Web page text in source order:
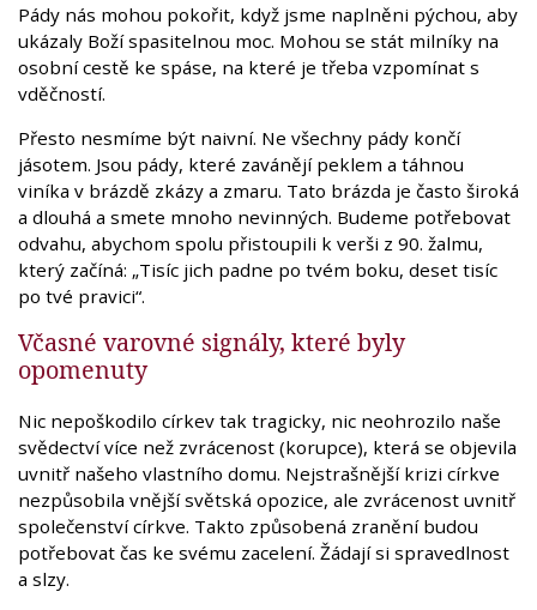
Pády nás mohou pokořit, když jsme naplněni pýchou, aby
ukázaly Boží spasitelnou moc. Mohou se stát milníky na
osobní cestě ke spáse, na které je třeba vzpomínat s
vděčností.
Přesto nesmíme být naivní. Ne všechny pády končí
jásotem. Jsou pády, které zavánějí peklem a táhnou
viníka v brázdě zkázy a zmaru. Tato brázda je často široká
a dlouhá a smete mnoho nevinných. Budeme potřebovat
odvahu, abychom spolu přistoupili k verši z 90. žalmu,
který začíná: „Tisíc jich padne po tvém boku, deset tisíc
po tvé pravici“.
Včasné varovné signály, které byly
opomenuty
Nic nepoškodilo církev tak tragicky, nic neohrozilo naše
svědectví více než zvrácenost (korupce), která se objevila
uvnitř našeho vlastního domu. Nejstrašnější krizi církve
nezpůsobila vnější světská opozice, ale zvrácenost uvnitř
společenství církve. Takto způsobená zranění budou
potřebovat čas ke svému zacelení. Žádají si spravedlnost
a slzy.